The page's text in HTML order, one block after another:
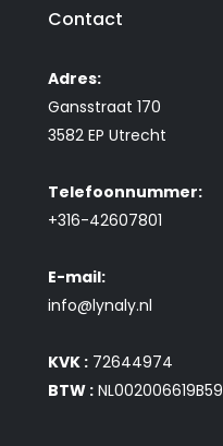
Contact
Adres:
Gansstraat 170
3582 EP Utrecht
Telefoonnummer:
+316-42607801
E-mail:
info@lynaly.nl
KVK : 72644974
BTW : NL002006619B59